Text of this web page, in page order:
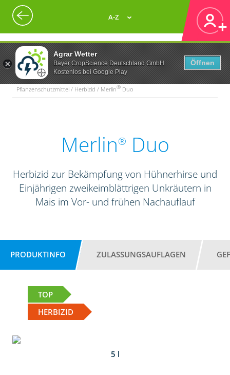
Agrar Wetter
Bayer CropScience Deutschland GmbH
Kostenlos bei Google Play
Öffnen
A-Z
Pflanzenschutzmittel / Herbizid / Merlin® Duo
Merlin® Duo
Herbizid zur Bekämpfung von Hühnerhirse und
Einjährigen zweikeimblättrigen Unkräutern in
Mais im Vor- und frühen Nachauflauf
PRODUKTINFO ZULASSUNGSAUFLAGEN
TOP
HERBIZID
5 l